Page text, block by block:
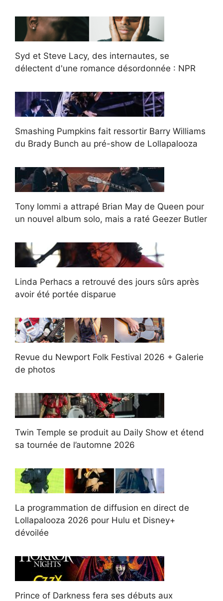
Syd et Steve Lacy, des internautes, se
délectent d'une romance désordonnée : NPR
Smashing Pumpkins fait ressortir Barry Williams
du Brady Bunch au pré-show de Lollapalooza
Tony Iommi a attrapé Brian May de Queen pour
un nouvel album solo, mais a raté Geezer Butler
Linda Perhacs a retrouvé des jours sûrs après
avoir été portée disparue
Revue du Newport Folk Festival 2026 + Galerie
de photos
Twin Temple se produit au Daily Show et étend
sa tournée de l’automne 2026
La programmation de diffusion en direct de
Lollapalooza 2026 pour Hulu et Disney+
dévoilée
Prince of Darkness fera ses débuts aux